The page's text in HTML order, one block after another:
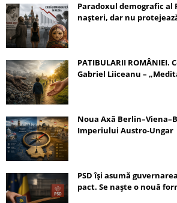
Paradoxul demografic al
nașteri, dar nu
PATIBULARII
Gabriel Liiceanu –
Noua Axă
Imperiului Austro-Ungar
PSD își asumă
pact. Se naște o nouă